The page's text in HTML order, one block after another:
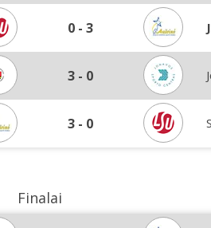
0 - 3
3 - 0
3 - 0
Finalai